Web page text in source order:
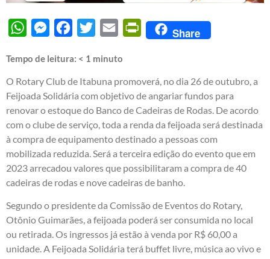
WhatsAppMessengerFacebook
Twitter Email PrintFriendly
Share
Tempo de leitura: < 1 minuto
O Rotary Club de Itabuna promoverá, no dia 26 de outubro, a
Feijoada Solidária com objetivo de angariar fundos para
renovar o estoque do Banco de Cadeiras de Rodas. De acordo
com o clube de serviço, toda a renda da feijoada será destinada
à compra de equipamento destinado a pessoas com
mobilizada reduzida. Será a terceira edição do evento que em
2023 arrecadou valores que possibilitaram a compra de 40
cadeiras de rodas e nove cadeiras de banho.
Segundo o presidente da Comissão de Eventos do Rotary,
Otônio Guimarães, a feijoada poderá ser consumida no local
ou retirada. Os ingressos já estão à venda por R$ 60,00 a
unidade. A Feijoada Solidária terá buffet livre, música ao vivo e